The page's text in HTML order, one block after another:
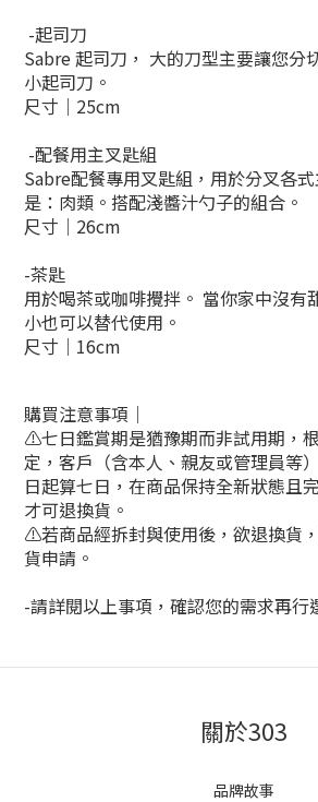
-起司刀
Sabre 起司刀， 大的刀型主要讓您分
小起司刀。
尺寸｜25cm
-配餐用主叉匙組
Sabre配餐專用叉匙組，用於分叉各
是：肉類。搭配淺醬汁勺子的組合。
尺寸｜26cm
-茶匙
用於喝茶或咖啡攪拌。 當你家中沒有
小也可以替代使用。
尺寸｜16cm
購買注意事項｜
⚠️七日鑑賞期是猶豫期而非試用期，
定，客戶（含本人、親友或管理員等
日起算七日，在商品保持全新狀態且
才可退換貨。
⚠️若商品經拆封與使用後，欲退換貨
貨申請。
-請詳閱以上事項，確認您的需求再行
關於303
品牌故事